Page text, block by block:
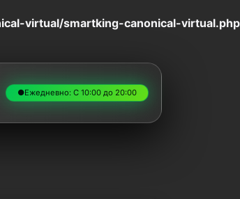
virtual/smartking-canonical-virtual.php
●Ежедневно: С 10:00 до 20:00